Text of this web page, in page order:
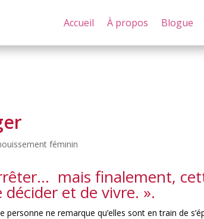
Accueil À propos Blogue
féminin
mais finalement,
et de vivre. ».
ne remarque qu’elles sont en train de